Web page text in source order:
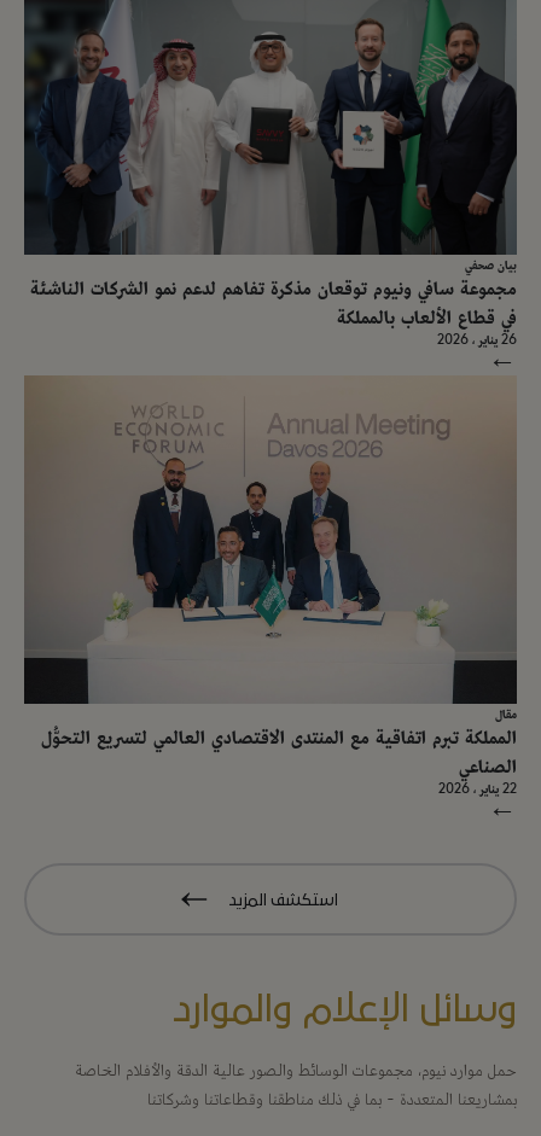
بيان صحفي
مجموعة سافي ونيوم توقعان مذكرة تفاهم لدعم نمو الشركات الناشئة
في قطاع الألعاب بالمملكة
26 يناير ، 2026
→
مقال
المملكة تبرم اتفاقية مع المنتدى الاقتصادي العالمي لتسريع التحوُّل
الصناعي
22 يناير ، 2026
→
استكشف المزيد
وسائل الإعلام والموارد
حمل موارد نيوم، مجموعات الوسائط والصور عالية الدقة والأفلام الخاصة
بمشاريعنا المتعددة - بما في ذلك مناطقنا وقطاعاتنا وشركاتنا